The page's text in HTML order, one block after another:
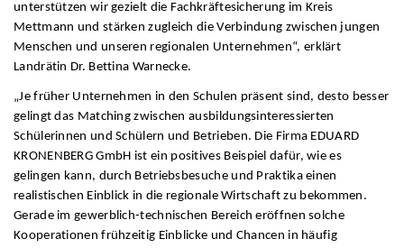
unterstützen wir gezielt die Fachkräftesicherung im Kreis
Mettmann und stärken zugleich die Verbindung zwischen jungen
Menschen und unseren regionalen Unternehmen“, erklärt
Landrätin Dr. Bettina Warnecke.
„Je früher Unternehmen in den Schulen präsent sind, desto besser
gelingt das Matching zwischen ausbildungsinteressierten
Schülerinnen und Schülern und Betrieben. Die Firma EDUARD
KRONENBERG GmbH ist ein positives Beispiel dafür, wie es
gelingen kann, durch Betriebsbesuche und Praktika einen
realistischen Einblick in die regionale Wirtschaft zu bekommen.
Gerade im gewerblich-technischen Bereich eröffnen solche
Kooperationen frühzeitig Einblicke und Chancen in häufig